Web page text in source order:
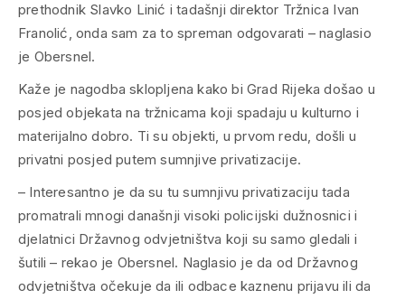
prethodnik Slavko Linić i tadašnji direktor Tržnica Ivan
Franolić, onda sam za to spreman odgovarati – naglasio
je Obersnel.
Kaže je nagodba sklopljena kako bi Grad Rijeka došao u
posjed objekata na tržnicama koji spadaju u kulturno i
materijalno dobro. Ti su objekti, u prvom redu, došli u
privatni posjed putem sumnjive privatizacije.
– Interesantno je da su tu sumnjivu privatizaciju tada
promatrali mnogi današnji visoki policijski dužnosnici i
djelatnici Državnog odvjetništva koji su samo gledali i
šutili – rekao je Obersnel. Naglasio je da od Državnog
odvjetništva očekuje da ili odbace kaznenu prijavu ili da